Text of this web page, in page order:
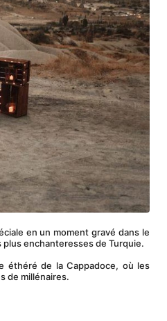
en un moment gravé dans le
plus enchanteresses de Turquie.
éthéré de la Cappadoce, où les
de millénaires.